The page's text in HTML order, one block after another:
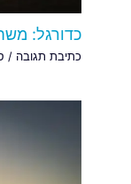
כדורגל:
כתיבת תגובה /